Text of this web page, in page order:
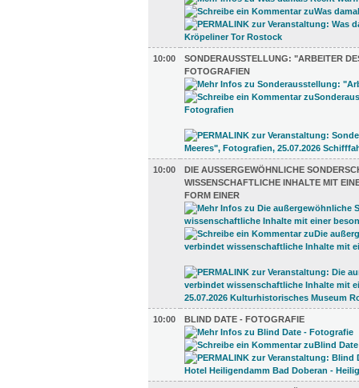
10:00
SONDERAUSSTELLUNG: "ARBEITER
FOTOGRAFIEN
10:00
DIE AUSSERGEWÖHNLICHE
ISSENSCHAFTLICHE INHALTE MIT
ORM EINER
10:00 BLIND DATE - FOTOGRAFIE